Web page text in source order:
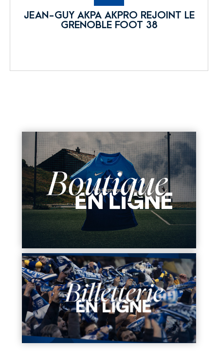
JEAN-GUY AKPA AKPRO REJOINT LE
GRENOBLE FOOT 38